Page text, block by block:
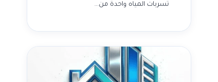
تسربات المياه واحدة من…